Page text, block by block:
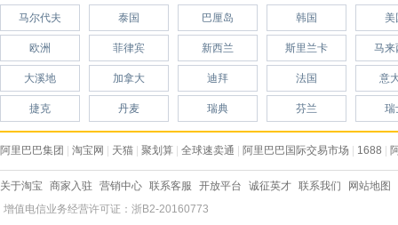
马尔代夫
泰国 巴厘岛 韩国 美
欧洲 菲律宾 新西兰 斯里兰卡 马来
大溪地 加拿大 迪拜 法国 意
捷克 丹麦 瑞典 芬兰 瑞
阿里巴巴集团 淘宝网 天猫 聚划算 全球速卖通 阿里巴巴国际交易市场 1688
关于淘宝 商家入驻 营销中心 联系客服 开放平台 诚征英才 联系我们
网站地图
增值电信业务经营许可证：浙B2-20160773